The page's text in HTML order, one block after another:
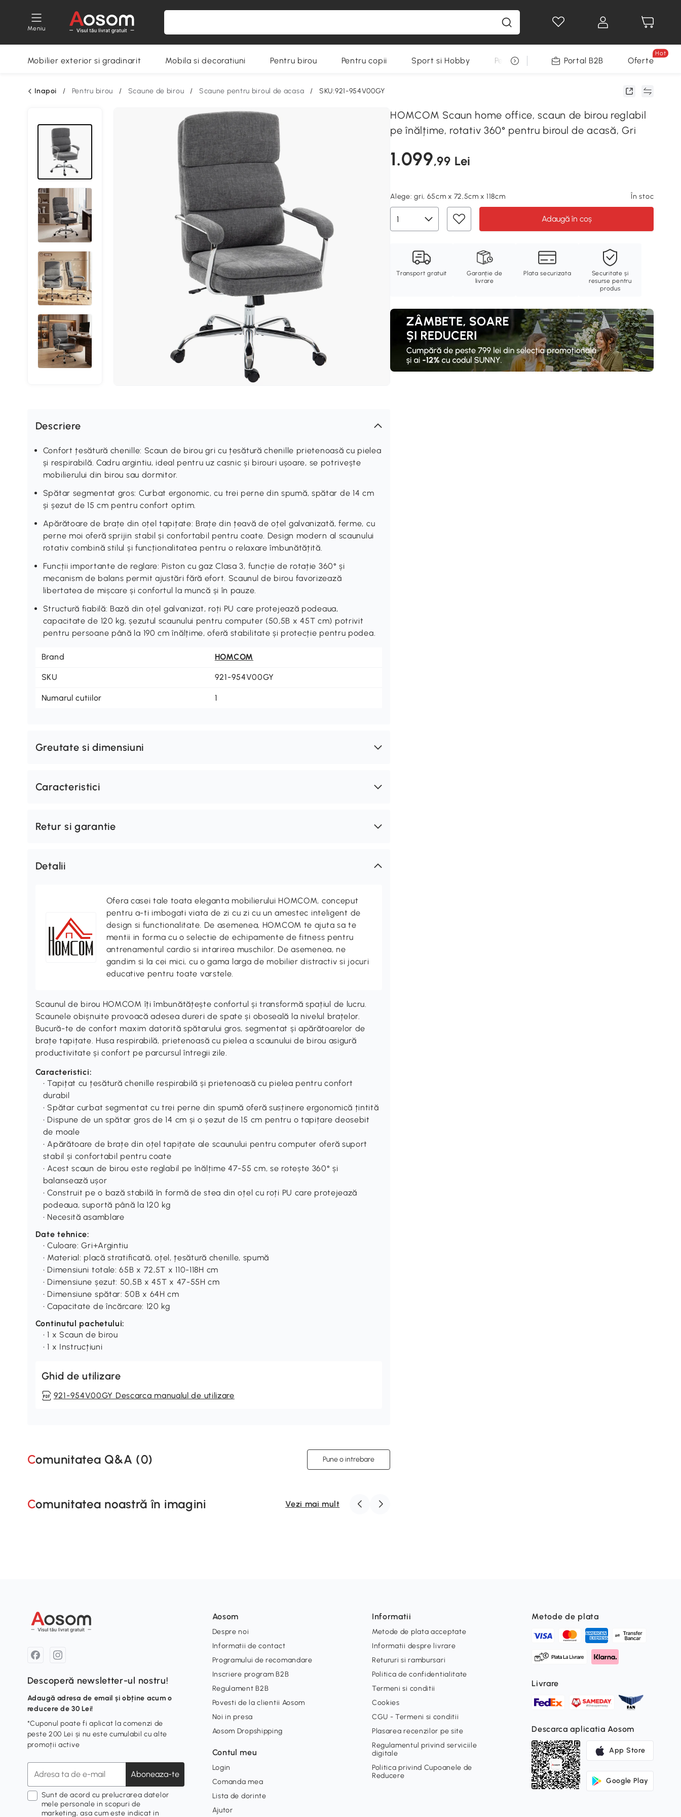
Meniu
Mobilier exterior si gradinarit Mobila si decoratiuni Pentru birou Pentru copii Sport si Hobby Pentru animale Decoratiuni Sarbatori
Portal B2B Oferte
Hot
Inapoi / Pentru birou / Scaune de birou / Scaune pentru biroul de acasa / SKU:921-954V00GY
HOMCOM Scaun home office, scaun de birou reglabil
pe înălțime, rotativ 360° pentru biroul de acasă, Gri
1.099,99 Lei
Alege:gri, 65cm x 72,5cm x 118cm În stoc
Adaugă în coș
Transport gratuit
Garanție de
livrare
Plata securizata
Securitate și
resurse pentru
produs
Descriere
Confort țesătură chenille: Scaun de birou gri cu țesătură chenille prietenoasă cu pielea
și respirabilă. Cadru argintiu, ideal pentru uz casnic și birouri ușoare, se potrivește
mobilierului din birou sau dormitor.
Spătar segmentat gros: Curbat ergonomic, cu trei perne din spumă, spătar de 14 cm
și șezut de 15 cm pentru confort optim.
Apărătoare de brațe din oțel tapițate: Brațe din țeavă de oțel galvanizată, ferme, cu
perne moi oferă sprijin stabil și confortabil pentru coate. Design modern al scaunului
rotativ combină stilul și funcționalitatea pentru o relaxare îmbunătățită.
Funcții importante de reglare: Piston cu gaz Clasa 3, funcție de rotație 360° și
mecanism de balans permit ajustări fără efort. Scaunul de birou favorizează
libertatea de mișcare și confortul la muncă și în pauze.
Structură fiabilă: Bază din oțel galvanizat, roți PU care protejează podeaua,
capacitate de 120 kg, șezutul scaunului pentru computer (50,5B x 45T cm) potrivit
pentru persoane până la 190 cm înălțime, oferă stabilitate și protecție pentru podea.
Brand HOMCOM
SKU 921-954V00GY
Numarul cutiilor 1
Greutate si dimensiuni
Caracteristici
Retur si garantie
Detalii
Ofera casei tale toata eleganta mobilierului HOMCOM, conceput
pentru a-ti imbogati viata de zi cu zi cu un amestec inteligent de
design si functionalitate. De asemenea, HOMCOM te ajuta sa te
mentii in forma cu o selectie de echipamente de fitness pentru
antrenamentul cardio si intarirea muschilor. De asemenea, ne
gandim si la cei mici, cu o gama larga de mobilier distractiv si jocuri
educative pentru toate varstele.
Scaunul de birou HOMCOM îți îmbunătățește confortul și transformă spațiul de lucru.
Scaunele obișnuite provoacă adesea dureri de spate și oboseală la nivelul brațelor.
Bucură-te de confort maxim datorită spătarului gros, segmentat și apărătoarelor de
brațe tapițate. Husa respirabilă, prietenoasă cu pielea a scaunului de birou asigură
productivitate și confort pe parcursul întregii zile.
Caracteristici:
• Tapițat cu țesătură chenille respirabilă și prietenoasă cu pielea pentru confort
durabil
• Spătar curbat segmentat cu trei perne din spumă oferă susținere ergonomică țintită
• Dispune de un spătar gros de 14 cm și o șezut de 15 cm pentru o tapițare deosebit
de moale
• Apărătoare de brațe din oțel tapițate ale scaunului pentru computer oferă suport
stabil și confortabil pentru coate
• Acest scaun de birou este reglabil pe înălțime 47-55 cm, se rotește 360° și
balansează ușor
• Construit pe o bază stabilă în formă de stea din oțel cu roți PU care protejează
podeaua, suportă până la 120 kg
• Necesită asamblare
Date tehnice:
• Culoare: Gri+Argintiu
• Material: placă stratificată, oțel, țesătură chenille, spumă
• Dimensiuni totale: 65B x 72,5T x 110-118H cm
• Dimensiune șezut: 50,5B x 45T x 47-55H cm
• Dimensiune spătar: 50B x 64H cm
• Capacitate de încărcare: 120 kg
Continutul pachetului:
• 1 x Scaun de birou
• 1 x Instrucțiuni
Ghid de utilizare
921-954V00GY Descarca manualul de utilizare
Comunitatea Q&A (0) Pune o intrebare
Comunitatea noastră în imagini Vezi mai mult
Descoperă newsletter-ul nostru!
Adaugă adresa de email și obține acum o
reducere de 30 Lei!
*Cuponul poate fi aplicat la comenzi de
peste 200 Lei și nu este cumulabil cu alte
promoții active
Aboneaza-te
Sunt de acord cu prelucrarea datelor
mele personale in scopuri de
marketing, asa cum este indicat in
Aosom
Despre noi
Informatii de contact
Programului de recomandare
Inscriere program B2B
Regulament B2B
Povesti de la clientii Aosom
Noi in presa
Aosom Dropshipping
Contul meu
Login
Comanda mea
Lista de dorinte
Ajutor
Informatii
Metode de plata acceptate
Informatii despre livrare
Retururi si rambursari
Politica de confidentialitate
Termeni si conditii
Cookies
CGU - Termeni si conditii
Plasarea recenzilor pe site
Regulamentul privind serviciile
digitale
Politica privind Cupoanele de
Reducere
Metode de plata
Livrare
Descarca aplicatia Aosom
App Store
Google Play